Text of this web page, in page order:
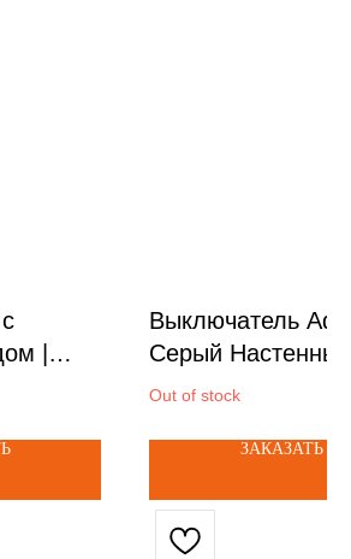
|
Выключатель
Серый Настенный
выключатель с
Out of stock
ЗАКАЗАТЬ